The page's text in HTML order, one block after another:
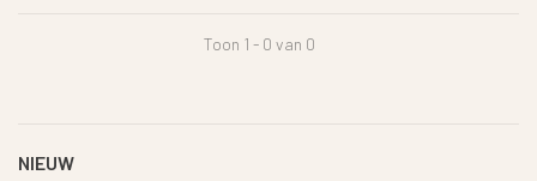
Toon 1 - 0 van 0
NIEUW